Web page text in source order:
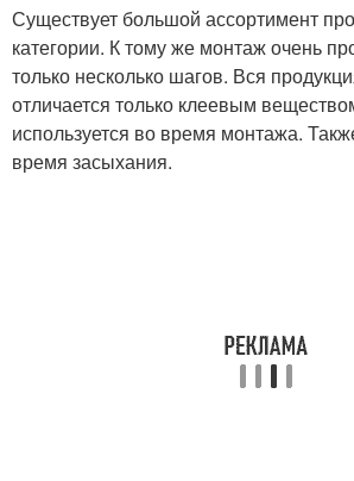
Существует большой ассортимент
категории. К тому же монтаж очень
только несколько шагов. Вся
отличается только клеевым
используется во время монтажа.
время засыхания.